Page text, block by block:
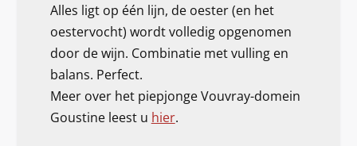
Alles ligt op één lijn, de oester (en het
oestervocht) wordt volledig opgenomen
door de wijn. Combinatie met vulling en
balans. Perfect.
Meer over het piepjonge Vouvray-domein
Goustine leest u hier.